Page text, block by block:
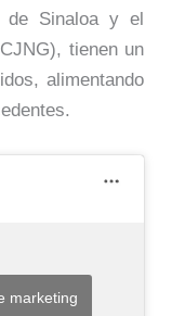
de Sinaloa y el
tienen un
alimentando
marketing